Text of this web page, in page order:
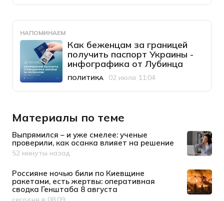
НАПОМИНАЕМ
Как беженцам за границей
получить паспорт Украины -
инфографика от Лубинца
Категория
ПОЛИТИКА
Дата публикации
02 июля 11:04
Материалы по теме
Выпрямился – и уже смелее: ученые
проверили, как осанка влияет на решение
Дата публикации
52 минуты назад
Россияне ночью били по Киевщине
ракетами, есть жертвы: оперативная
сводка Генштаба 8 августа